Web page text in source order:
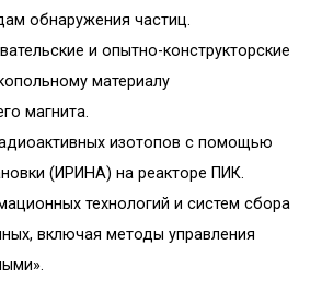
обнаружения частиц.
и опытно-конструкторские
материалу
магнита.
изотопов с помощью
(ИРИНА) на реакторе ПИК.
технологий и систем сбора
включая методы управления